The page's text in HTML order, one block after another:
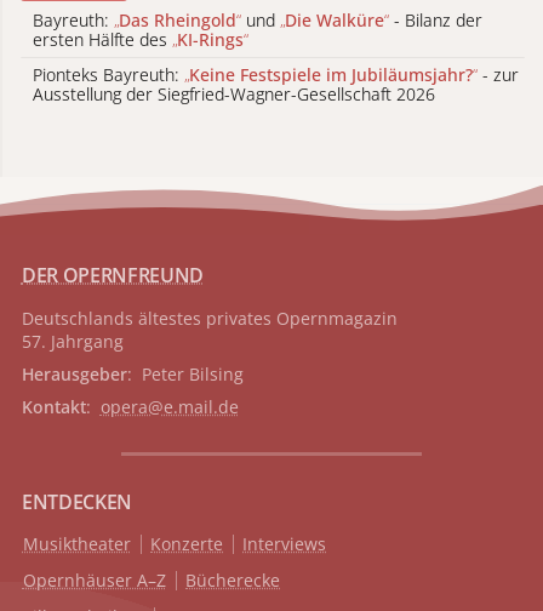
Bayreuth: „Das Rheingold“ und „Die Walküre“ - Bilanz der
ersten Hälfte des „KI-Rings“
Pionteks Bayreuth: „Keine Festspiele im Jubiläumsjahr?“ - zur
Ausstellung der Siegfried-Wagner-Gesellschaft 2026
DER OPERNFREUND
Deutschlands ältestes privates Opernmagazin
57. Jahrgang
Herausgeber: Peter Bilsing
Kontakt: opera@e.mail.de
ENTDECKEN
Musiktheater Konzerte
Interviews
Opernhäuser A–Z
Bücherecke